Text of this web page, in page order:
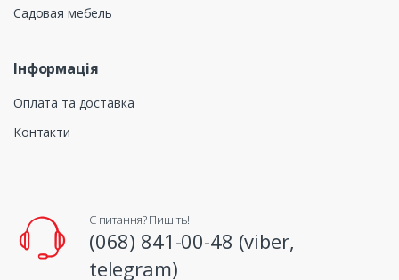
Садовая мебель
Інформація
Оплата та доставка
Контакти
Є питання? Пишіть!
(068) 841-00-48 (viber,
telegram)